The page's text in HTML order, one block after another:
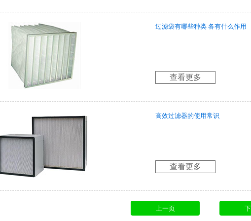
过滤袋有哪些种类 各有什么作用
查看更多
高效过滤器的使用常识
查看更多
上一页